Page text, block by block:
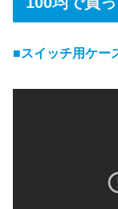
■スイッチ用ケー